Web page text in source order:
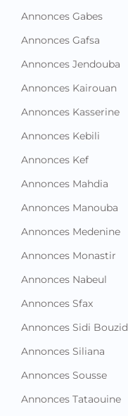
Annonces Gabes
Annonces Gafsa
Annonces Jendouba
Annonces Kairouan
Annonces Kasserine
Annonces Kebili
Annonces Kef
Annonces Mahdia
Annonces Manouba
Annonces Medenine
Annonces Monastir
Annonces Nabeul
Annonces Sfax
Annonces Sidi Bouzid
Annonces Siliana
Annonces Sousse
Annonces Tataouine